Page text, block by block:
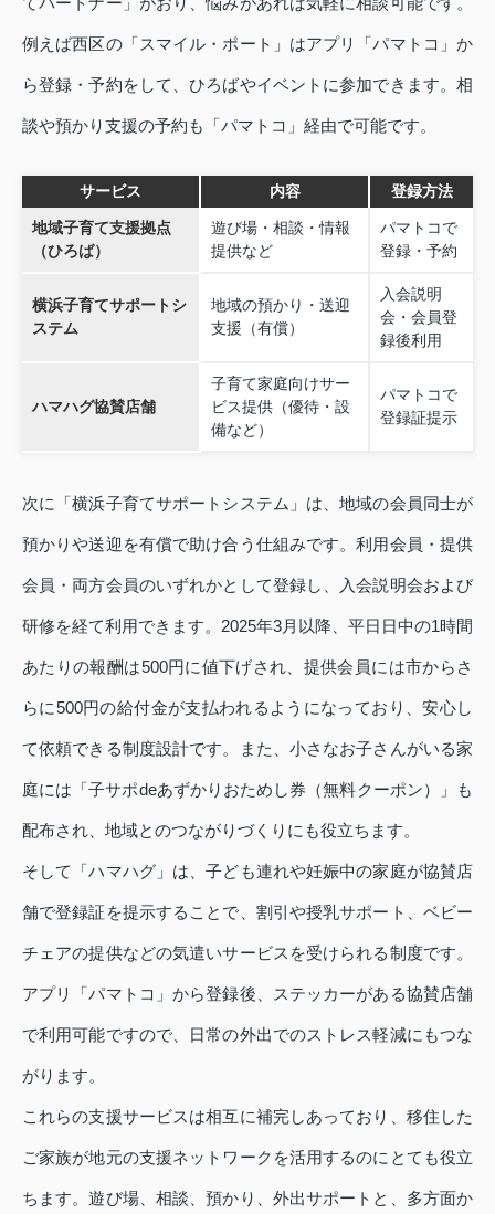
例えば西区の「スマイル・ポート」はアプリ「パマトコ」か
ら登録・予約をして、ひろばやイベントに参加できます。相
談や預かり支援の予約も「パマトコ」経由で可能です。
サービス 内容 登録方法
地域子育て支援拠点
（ひろば）
遊び場・相談・情報
提供など
パマトコで
登録・予約
横浜子育てサポートシ
ステム
地域の預かり・送迎
支援（有償）
入会説明
会・会員登
録後利用
ハマハグ協賛店舗
子育て家庭向けサー
ビス提供（優待・設
備など）
パマトコで
登録証提示
次に「横浜子育てサポートシステム」は、地域の会員同士が
預かりや送迎を有償で助け合う仕組みです。利用会員・提供
会員・両方会員のいずれかとして登録し、入会説明会および
研修を経て利用できます。2025年3月以降、平日日中の1時間
あたりの報酬は500円に値下げされ、提供会員には市からさ
らに500円の給付金が支払われるようになっており、安心し
て依頼できる制度設計です。また、小さなお子さんがいる家
庭には「子サポdeあずかりおためし券（無料クーポン）」も
配布され、地域とのつながりづくりにも役立ちます。
そして「ハマハグ」は、子ども連れや妊娠中の家庭が協賛店
舗で登録証を提示することで、割引や授乳サポート、ベビー
チェアの提供などの気遣いサービスを受けられる制度です。
アプリ「パマトコ」から登録後、ステッカーがある協賛店舗
で利用可能ですので、日常の外出でのストレス軽減にもつな
がります。
これらの支援サービスは相互に補完しあっており、移住した
ご家族が地元の支援ネットワークを活用するのにとても役立
ちます。遊び場、相談、預かり、外出サポートと、多方面か